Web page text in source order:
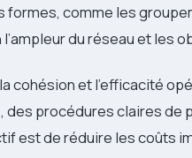
formes, comme les
du réseau et les
cohésion et l’efficacité
des procédures claires de
est de réduire les coûts